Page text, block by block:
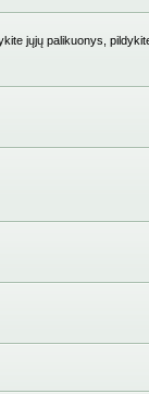
jųjų palikuonys,